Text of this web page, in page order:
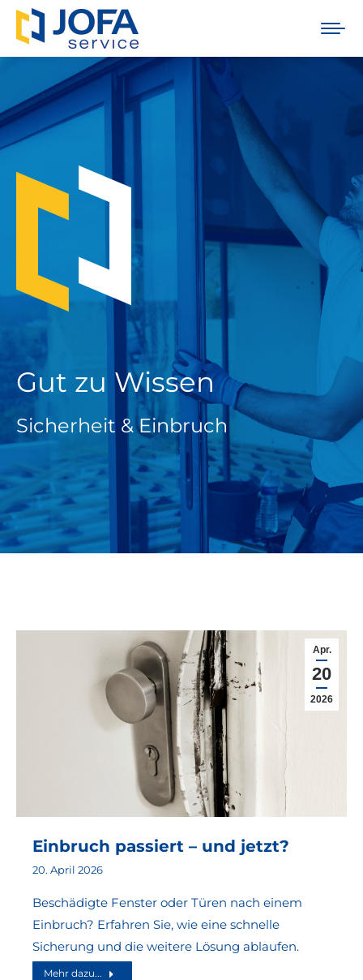
Gut zu Wissen
Sicherheit & Einbruch
Apr.
20
2026
Einbruch passiert – und jetzt?
20. April 2026
Beschädigte Fenster oder Türen nach einem
Einbruch? Erfahren Sie, wie eine schnelle
Sicherung und die weitere Lösung ablaufen.
Mehr dazu...